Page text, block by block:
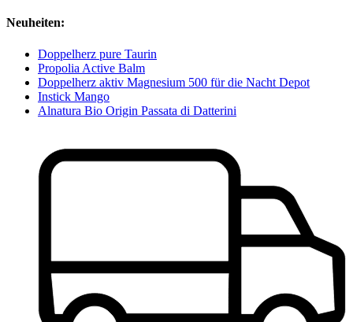
Neuheiten:
Doppelherz pure Taurin
Propolia Active Balm
Doppelherz aktiv Magnesium 500 für die Nacht Depot
Instick Mango
Alnatura Bio Origin Passata di Datterini